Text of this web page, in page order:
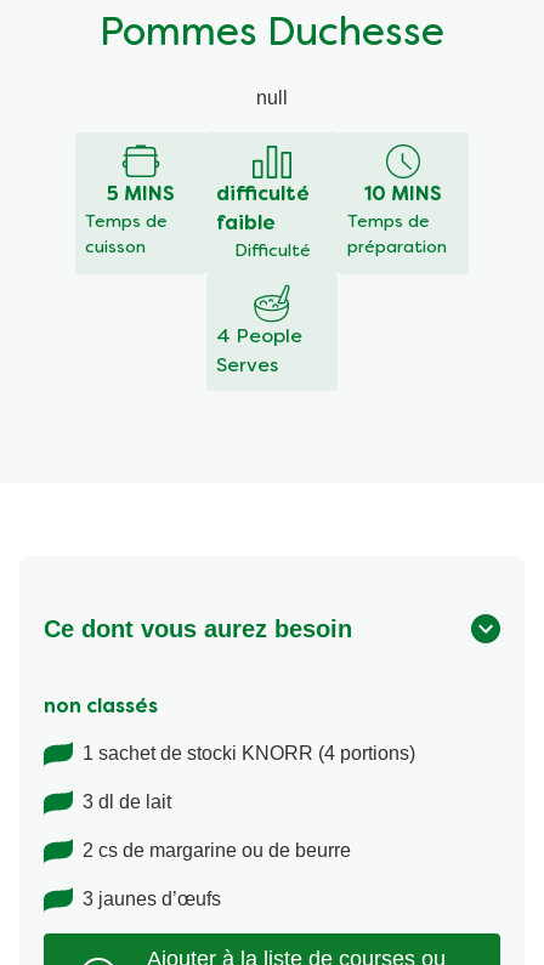
Pommes Duchesse
null
5 MINS
Temps de
cuisson
difficulté
faible
Difficulté
10 MINS
Temps de
préparation
4 People
Serves
Ce dont vous aurez besoin
non classés
1 sachet de stocki KNORR (4 portions)
3 dl de lait
2 cs de margarine ou de beurre
3 jaunes d’œufs